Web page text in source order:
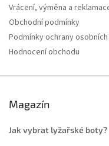
Vrácení, výměna a
Obchodní podmínky
Podmínky ochrany osobních
Hodnocení obchodu
Magazín
Jak vybrat lyžařské boty?